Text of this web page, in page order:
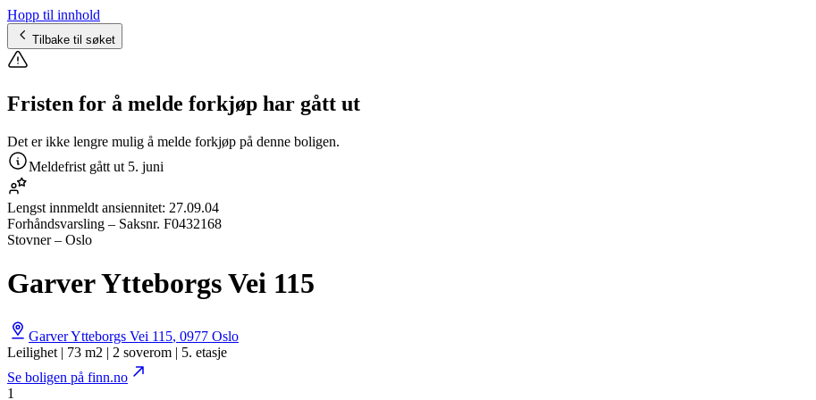
Hopp til innhold
Tilbake til søket
Fristen for å melde forkjøp har gått ut
Det er ikke lengre mulig å melde forkjøp på denne boligen.
Meldefrist gått ut 5. juni
Lengst innmeldt ansiennitet: 27.09.04
Forhåndsvarsling – Saksnr. F0432168
Stovner – Oslo
Garver Ytteborgs Vei 115
Garver Ytteborgs Vei 115, 0977 Oslo
Leilighet | 73 m2 | 2 soverom | 5. etasje
Se boligen på finn.no
1